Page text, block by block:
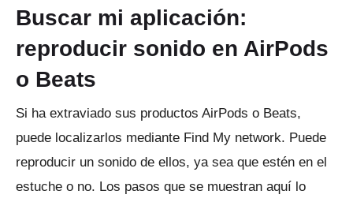
Buscar mi aplicación:
reproducir sonido en AirPods
o Beats
Si ha extraviado sus productos AirPods o Beats,
puede localizarlos mediante Find My network. Puede
reproducir un sonido de ellos, ya sea que estén en el
estuche o no. Los pasos que se muestran aquí lo